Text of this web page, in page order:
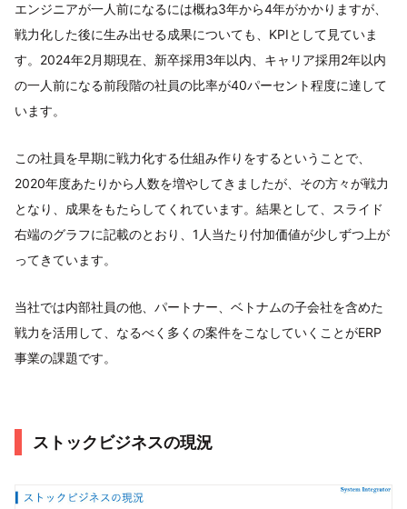
エンジニアが一人前になるには概ね3年から4年がかかりますが、
戦力化した後に生み出せる成果についても、KPIとして見ていま
す。2024年2月期現在、新卒採用3年以内、キャリア採用2年以内
の一人前になる前段階の社員の比率が40パーセント程度に達して
います。
この社員を早期に戦力化する仕組み作りをするということで、
2020年度あたりから人数を増やしてきましたが、その方々が戦力
となり、成果をもたらしてくれています。結果として、スライド
右端のグラフに記載のとおり、1人当たり付加価値が少しずつ上が
ってきています。
当社では内部社員の他、パートナー、ベトナムの子会社を含めた
戦力を活用して、なるべく多くの案件をこなしていくことがERP
事業の課題です。
ストックビジネスの現況